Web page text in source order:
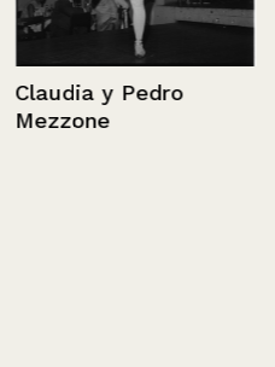
Claudia y Pedro
Mezzone